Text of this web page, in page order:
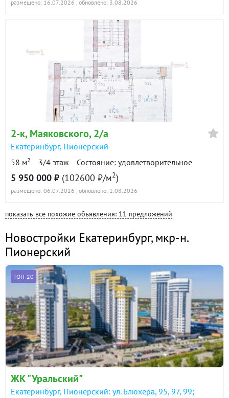
размещено: 16.07.2026 , обновлено: 3.08.2026
2-к, Маяковского, 2/а
Екатеринбург, Пионерский
58 м2 3/4 этаж Состояние: удовлетворительное
5 950 000 ₽ (102600 ₽/м2)
размещено: 06.07.2026 , обновлено: 1.08.2026
показать все похожие объявления: 11 предложений
Новостройки Екатеринбург,мкр-н.
Пионерский
ТОП-20
ЖК "Уральский"
Екатеринбург, Пионерский: ул. Блюхера, 95, 97, 99;